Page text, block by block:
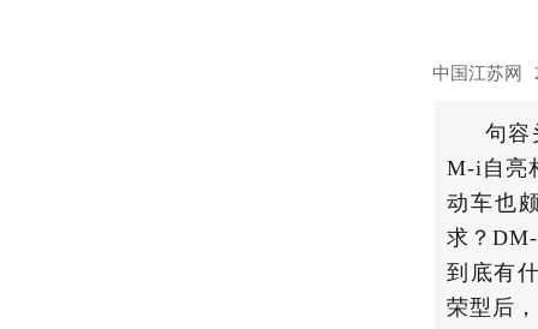
中国江苏网
句容
M-i自亮
动车也
求？
到底有
荣型后